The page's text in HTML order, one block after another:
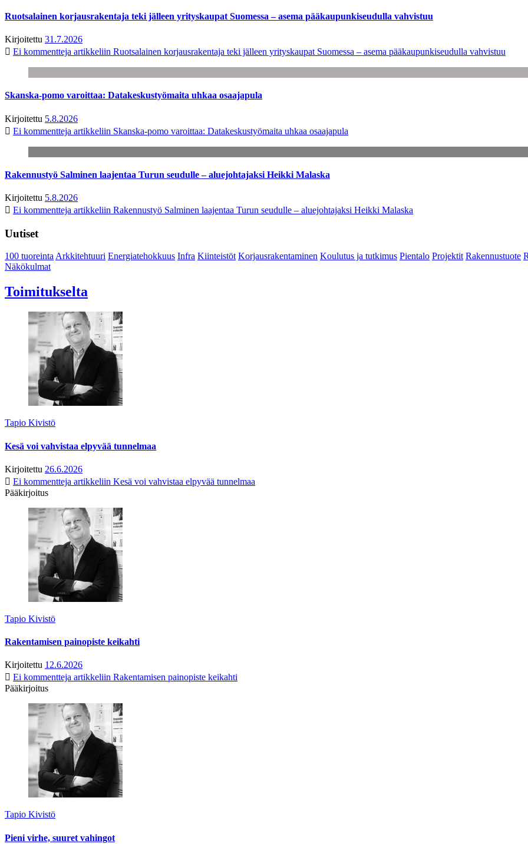
Ruotsalainen korjausrakentaja teki jälleen yrityskaupat Suomessa – asema pääkaupunkiseudulla vahvistuu
Kirjoitettu 31.7.2026
Ei kommentteja artikkeliin Ruotsalainen korjausrakentaja teki jälleen yrityskaupat Suomessa – asema pääkaupunkiseudulla vahvistuu
Skanska-pomo varoittaa: Datakeskustyömaita uhkaa osaajapula
Kirjoitettu 5.8.2026
Ei kommentteja artikkeliin Skanska-pomo varoittaa: Datakeskustyömaita uhkaa osaajapula
Rakennustyö Salminen laajentaa Turun seudulle – aluejohtajaksi Heikki Malaska
Kirjoitettu 5.8.2026
Ei kommentteja artikkeliin Rakennustyö Salminen laajentaa Turun seudulle – aluejohtajaksi Heikki Malaska
Uutiset
100 tuoreintaArkkitehtuuri Energiatehokkuus Infra Kiinteistöt Korjausrakentaminen Koulutus ja tutkimus Pientalo Projektit Rakennustuote
Näkökulmat
Toimitukselta
Tapio Kivistö
Kesä voi vahvistaa elpyvää tunnelmaa
Kirjoitettu 26.6.2026
Ei kommentteja artikkeliin Kesä voi vahvistaa elpyvää tunnelmaa
Pääkirjoitus
Tapio Kivistö
Rakentamisen painopiste keikahti
Kirjoitettu 12.6.2026
Ei kommentteja artikkeliin Rakentamisen painopiste keikahti
Pääkirjoitus
Tapio Kivistö
Pieni virhe, suuret vahingot